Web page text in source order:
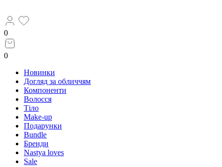
0
0
Новинки
Догляд за обличчям
Компоненти
Волосся
Тіло
Make-up
Подарунки
Bundle
Бренди
Nastya loves
Sale